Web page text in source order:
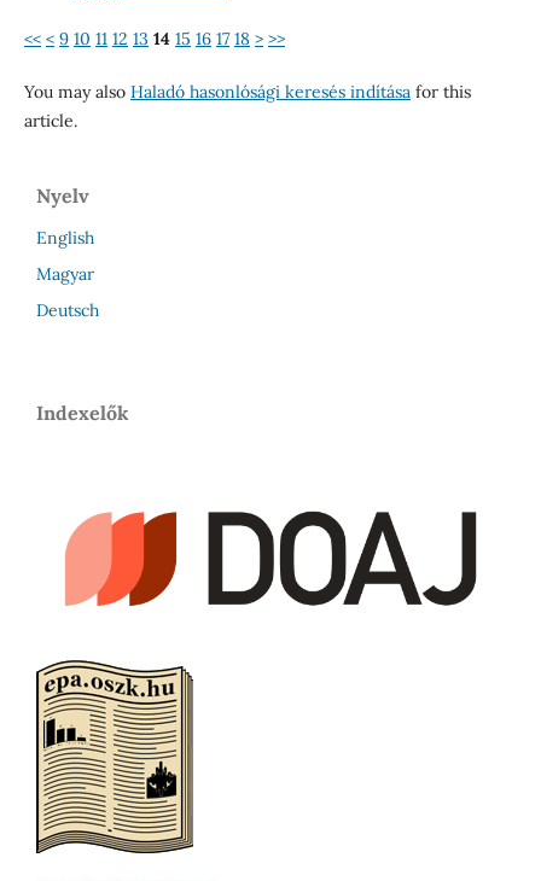
<< < 9 10 11 12 13 14 15 16 17 18 > >>
You may also Haladó hasonlósági keresés indításafor this
article.
Nyelv
English
Magyar
Deutsch
Indexelők